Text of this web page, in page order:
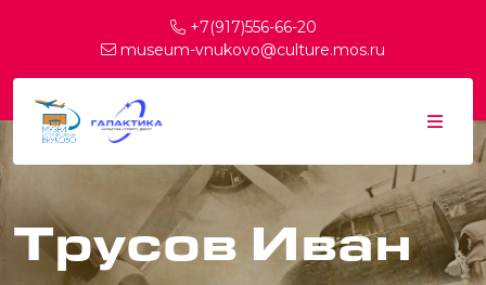
+7(917)556-66-20
museum-vnukovo@culture.mos.ru
Трусов Иван